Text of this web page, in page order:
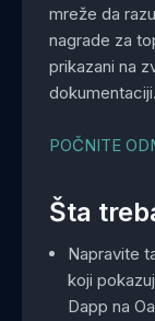
mreže da
nagrade za
prikazani na
dokumentaciji.
POČNITE
Šta
Napravite
koji
Dapp na